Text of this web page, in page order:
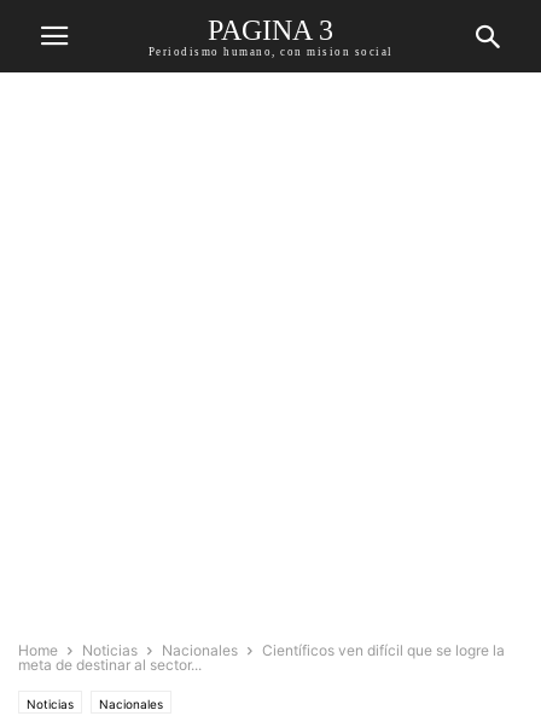
PAGINA 3
Periodismo humano, con mision social
Home Noticias Nacionales
Científicos ven difícil que se logre la
meta de destinar al sector...
Noticias Nacionales